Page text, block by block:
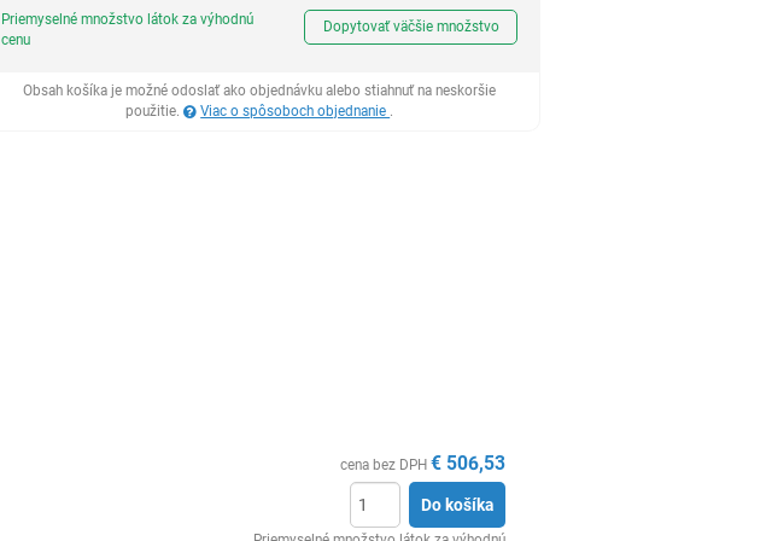
Ks
Priemyselné množstvo látok za výhodnú
cenu
Dopytovať väčšie množstvo
Obsah košíka je možné odoslať ako objednávku alebo stiahnuť na neskoršie
použitie.
Viac o spôsoboch objednanie .
cena bez DPH € 506,53
Do košíka